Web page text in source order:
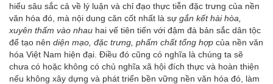
hiểu sâu sắc cả về lý luận và chỉ đạo thực tiễn đặc trưng của nền
văn hóa đó, mà nội dung căn cốt nhất là sự gắn kết hài hòa,
xuyên thấm vào nhau hai vế tiên tiến với đậm đà bản sắc dân tộc
để tạo nên diện mạo, đặc trưng, phẩm chất tổng hợp của nền văn
hóa Việt Nam hiện đại. Điều đó cũng có nghĩa là chúng ta sẽ
chưa có hoặc không có chủ nghĩa xã hội đích thực và hoàn thiện
nếu không xây dựng và phát triển bền vững nền văn hóa đó, làm